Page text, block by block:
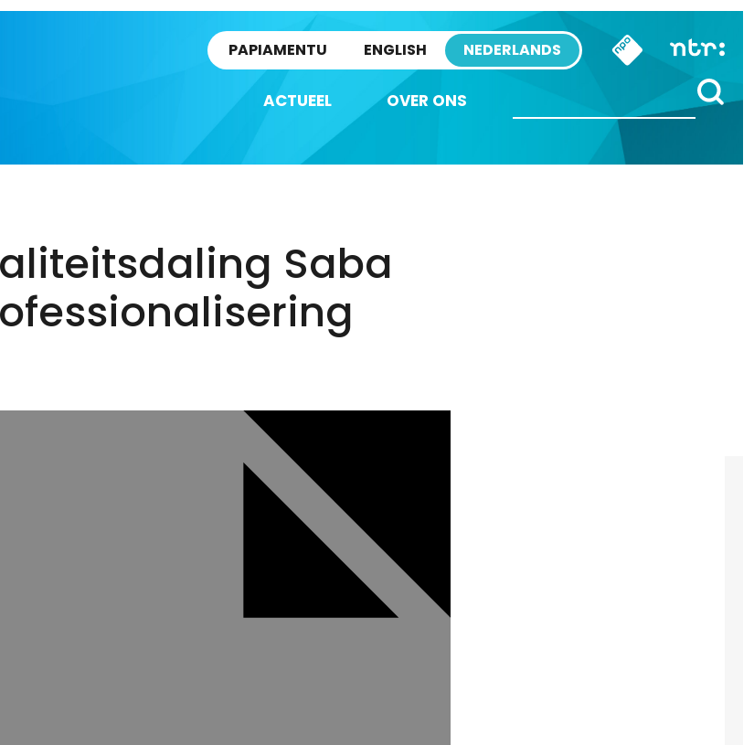
PAPIAMENTU ENGLISH NEDERLANDS
ACTUEEL OVER ONS
Saba